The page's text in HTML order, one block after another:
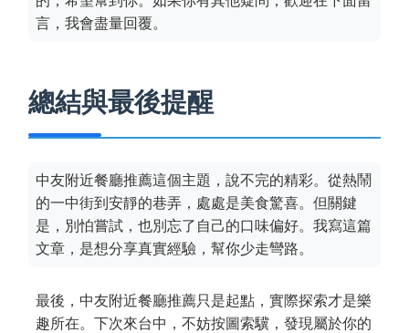
言，我會盡量回覆。
總結與最後提醒
中友附近餐廳推薦這個主題，說不完的精彩。從熱鬧
的一中街到安靜的巷弄，處處是美食驚喜。但關鍵
是，別怕嘗試，也別忘了自己的口味偏好。我寫這篇
文章，是想分享真實經驗，幫你少走彎路。
最後，中友附近餐廳推薦只是起點，實際探索才是樂
趣所在。下次來台中，不妨按圖索驥，發現屬於你的